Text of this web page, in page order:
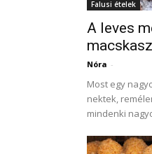
Falusi ételek
A leves
Nóra -
Most egy
nektek,
mindenki